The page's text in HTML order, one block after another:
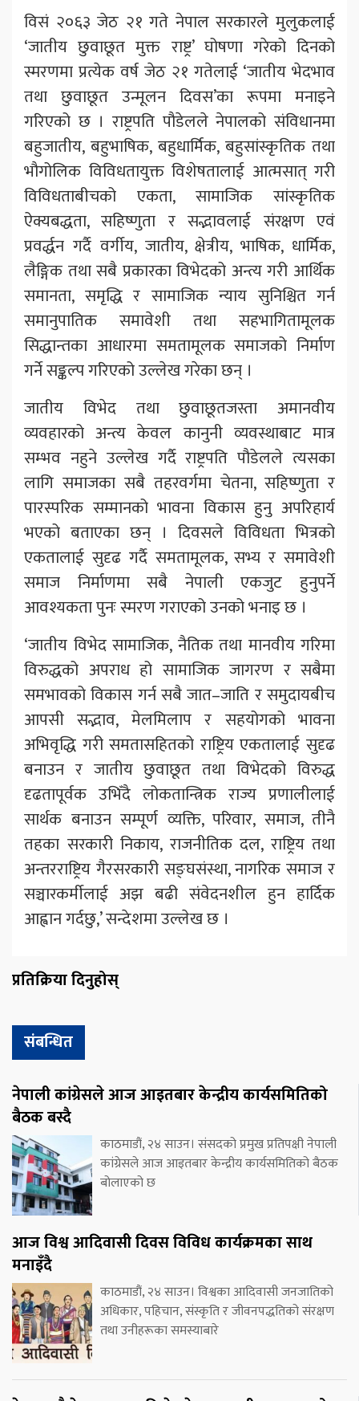
विसं २०६३ जेठ २१ गते नेपाल सरकारले मुलुकलाई
‘जातीय छुवाछूत मुक्त राष्ट्र’ घोषणा गरेको दिनको
स्मरणमा प्रत्येक वर्ष जेठ २१ गतेलाई ‘जातीय भेदभाव
तथा छुवाछूत उन्मूलन दिवस’का रूपमा मनाइने
गरिएको छ । राष्ट्रपति पौडेलले नेपालको संविधानमा
बहुजातीय, बहुभाषिक, बहुधार्मिक, बहुसांस्कृतिक तथा
भौगोलिक विविधतायुक्त विशेषतालाई आत्मसात् गरी
विविधताबीचको एकता, सामाजिक सांस्कृतिक
ऐक्यबद्धता, सहिष्णुता र सद्भावलाई संरक्षण एवं
प्रवर्द्धन गर्दै वर्गीय, जातीय, क्षेत्रीय, भाषिक, धार्मिक,
लैङ्गिक तथा सबै प्रकारका विभेदको अन्त्य गरी आर्थिक
समानता, समृद्धि र सामाजिक न्याय सुनिश्चित गर्न
समानुपातिक समावेशी तथा सहभागितामूलक
सिद्धान्तका आधारमा समतामूलक समाजको निर्माण
गर्ने सङ्कल्प गरिएको उल्लेख गरेका छन् ।
जातीय विभेद तथा छुवाछूतजस्ता अमानवीय
व्यवहारको अन्त्य केवल कानुनी व्यवस्थाबाट मात्र
सम्भव नहुने उल्लेख गर्दै राष्ट्रपति पौडेलले त्यसका
लागि समाजका सबै तहरवर्गमा चेतना, सहिष्णुता र
पारस्परिक सम्मानको भावना विकास हुनु अपरिहार्य
भएको बताएका छन् । दिवसले विविधता भित्रको
एकतालाई सुदृढ गर्दै समतामूलक, सभ्य र समावेशी
समाज निर्माणमा सबै नेपाली एकजुट हुनुपर्ने
आवश्यकता पुनः स्मरण गराएको उनको भनाइ छ ।
‘जातीय विभेद सामाजिक, नैतिक तथा मानवीय गरिमा
विरुद्धको अपराध हो सामाजिक जागरण र सबैमा
समभावको विकास गर्न सबै जात–जाति र समुदायबीच
आपसी सद्भाव, मेलमिलाप र सहयोगको भावना
अभिवृद्धि गरी समतासहितको राष्ट्रिय एकतालाई सुदृढ
बनाउन र जातीय छुवाछूत तथा विभेदको विरुद्ध
दृढतापूर्वक उभिँदै लोकतान्त्रिक राज्य प्रणालीलाई
सार्थक बनाउन सम्पूर्ण व्यक्ति, परिवार, समाज, तीनै
तहका सरकारी निकाय, राजनीतिक दल, राष्ट्रिय तथा
अन्तरराष्ट्रिय गैरसरकारी सङ्घसंस्था, नागरिक समाज र
सञ्चारकर्मीलाई अझ बढी संवेदनशील हुन हार्दिक
आह्वान गर्दछु,’ सन्देशमा उल्लेख छ ।
प्रतिक्रिया दिनुहोस्
संबन्धित
नेपाली कांग्रेसले आज आइतबार केन्द्रीय कार्यसमितिको
बैठक बस्दै
काठमाडौं, २४ साउन। संसदको प्रमुख प्रतिपक्षी नेपाली
कांग्रेसले आज आइतबार केन्द्रीय कार्यसमितिको बैठक
बोलाएको छ
आज विश्व आदिवासी दिवस विविध कार्यक्रमका साथ
मनाइँदै
काठमाडौं, २४ साउन। विश्वका आदिवासी जनजातिको
अधिकार, पहिचान, संस्कृति र जीवनपद्धतिको संरक्षण
तथा उनीहरूका समस्याबारे